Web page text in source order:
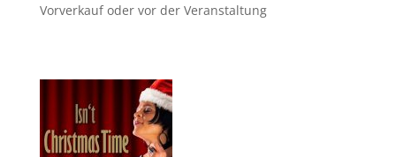
Vorverkauf oder vor der Veranstaltung